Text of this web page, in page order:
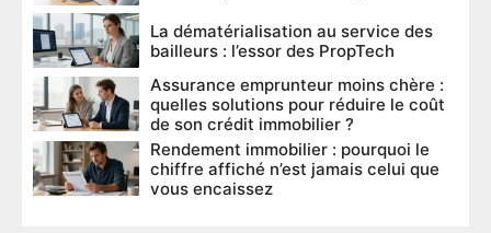
La dématérialisation au service des
bailleurs : l’essor des PropTech
Assurance emprunteur moins chère :
quelles solutions pour réduire le coût
de son crédit immobilier ?
Rendement immobilier : pourquoi le
chiffre affiché n’est jamais celui que
vous encaissez